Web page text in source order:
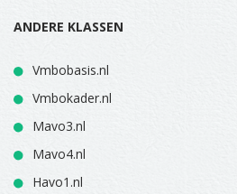
ANDERE KLASSEN
Vmbobasis.nl
Vmbokader.nl
Mavo3.nl
Mavo4.nl
Havo1.nl